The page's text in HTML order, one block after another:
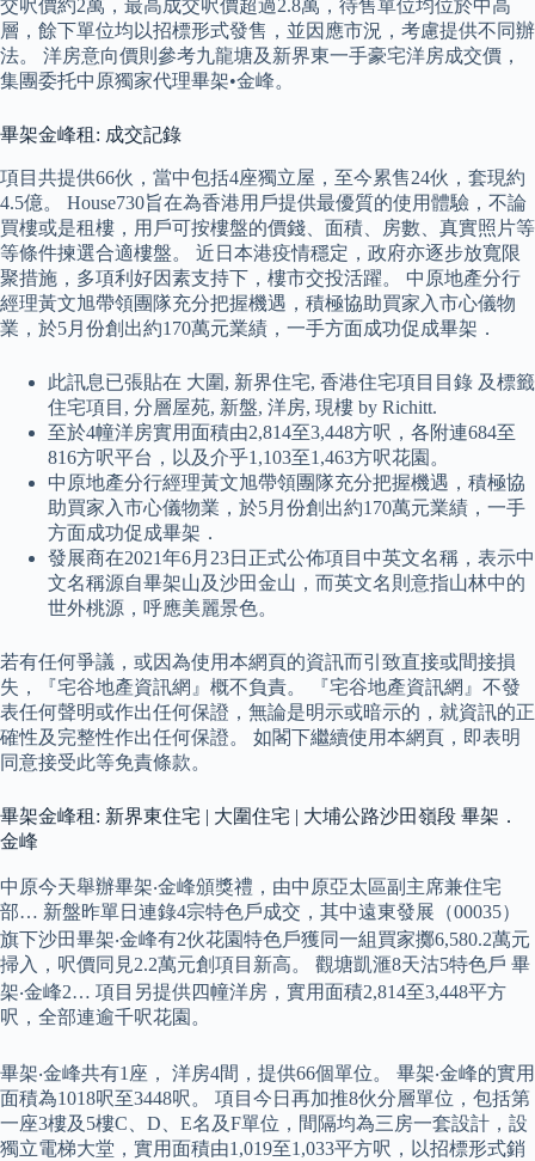
交呎價約2萬，最高成交呎價超過2.8萬，待售單位均位於中高
層，餘下單位均以招標形式發售，並因應市況，考慮提供不同辦
法。 洋房意向價則參考九龍塘及新界東一手豪宅洋房成交價，
集團委托中原獨家代理畢架•金峰。
畢架金峰租: 成交記錄
項目共提供66伙，當中包括4座獨立屋，至今累售24伙，套現約
4.5億。 House730旨在為香港用戶提供最優質的使用體驗，不論
買樓或是租樓，用戶可按樓盤的價錢、面積、房數、真實照片等
等條件揀選合適樓盤。 近日本港疫情穩定，政府亦逐步放寬限
聚措施，多項利好因素支持下，樓市交投活躍。 中原地產分行
經理黃文旭帶領團隊充分把握機遇，積極協助買家入市心儀物
業，於5月份創出約170萬元業績，一手方面成功促成畢架．
此訊息已張貼在 大圍, 新界住宅, 香港住宅項目目錄 及標籤
住宅項目, 分層屋苑, 新盤, 洋房, 現樓 by Richitt.
至於4幢洋房實用面積由2,814至3,448方呎，各附連684至
816方呎平台，以及介乎1,103至1,463方呎花園。
中原地產分行經理黃文旭帶領團隊充分把握機遇，積極協
助買家入市心儀物業，於5月份創出約170萬元業績，一手
方面成功促成畢架．
發展商在2021年6月23日正式公佈項目中英文名稱，表示中
文名稱源自畢架山及沙田金山，而英文名則意指山林中的
世外桃源，呼應美麗景色。
若有任何爭議，或因為使用本網頁的資訊而引致直接或間接損
失，『宅谷地產資訊網』概不負責。 『宅谷地產資訊網』不發
表任何聲明或作出任何保證，無論是明示或暗示的，就資訊的正
確性及完整性作出任何保證。 如閣下繼續使用本網頁，即表明
同意接受此等免責條款。
畢架金峰租: 新界東住宅 | 大圍住宅 | 大埔公路沙田嶺段 畢架．
金峰
中原今天舉辦畢架‧金峰頒獎禮，由中原亞太區副主席兼住宅
部… 新盤昨單日連錄4宗特色戶成交，其中遠東發展（00035）
旗下沙田畢架‧金峰有2伙花園特色戶獲同一組買家擲6,580.2萬元
掃入，呎價同見2.2萬元創項目新高。 觀塘凱滙8天沽5特色戶 畢
架‧金峰2… 項目另提供四幢洋房，實用面積2,814至3,448平方
呎，全部連逾千呎花園。
畢架‧金峰共有1座， 洋房4間，提供66個單位。 畢架‧金峰的實用
面積為1018呎至3448呎。 項目今日再加推8伙分層單位，包括第
一座3樓及5樓C、D、E名及F單位，間隔均為三房一套設計，設
獨立電梯大堂，實用面積由1,019至1,033平方呎，以招標形式銷